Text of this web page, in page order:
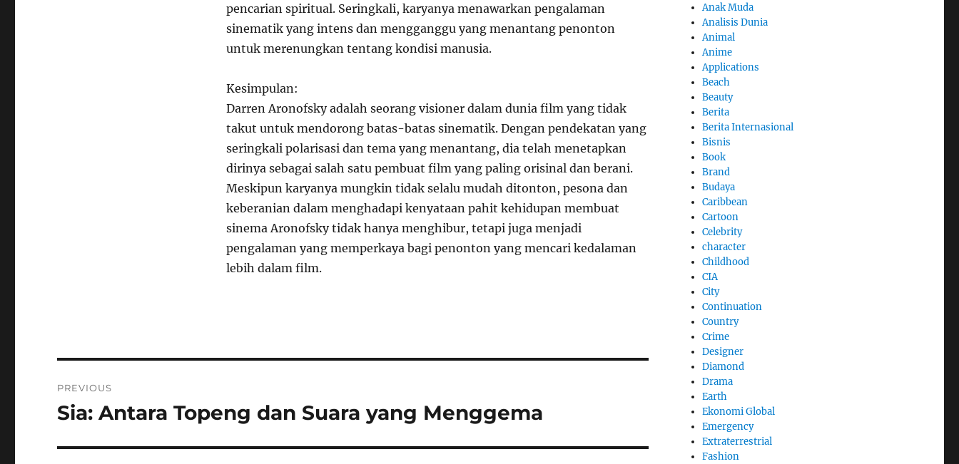
pencarian spiritual. Seringkali, karyanya menawarkan pengalaman
sinematik yang intens dan mengganggu yang menantang penonton
untuk merenungkan tentang kondisi manusia.
Kesimpulan:
Darren Aronofsky adalah seorang visioner dalam dunia film yang tidak
takut untuk mendorong batas-batas sinematik. Dengan pendekatan yang
seringkali polarisasi dan tema yang menantang, dia telah menetapkan
dirinya sebagai salah satu pembuat film yang paling orisinal dan berani.
Meskipun karyanya mungkin tidak selalu mudah ditonton, pesona dan
keberanian dalam menghadapi kenyataan pahit kehidupan membuat
sinema Aronofsky tidak hanya menghibur, tetapi juga menjadi
pengalaman yang memperkaya bagi penonton yang mencari kedalaman
lebih dalam film.
pos
PREVIOUS
Previous
Sia: Antara Topeng dan Suara yang Menggema
Anak Muda
Analisis Dunia
Animal
Anime
Applications
Beach
Beauty
Berita
Berita Internasional
Bisnis
Book
Brand
Budaya
Caribbean
Cartoon
Celebrity
character
Childhood
CIA
City
Continuation
Country
Crime
Designer
Diamond
Drama
Earth
Ekonomi Global
Emergency
Extraterrestrial
Fashion